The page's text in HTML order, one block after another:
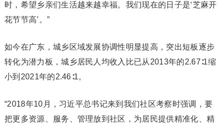
时，希望乡亲们生活越来越幸福。我们现在的日子是‘芝麻开
花节节高’。”
如今在广东，城乡区域发展协调性明显提高，突出短板逐步
转化为潜力板，城乡居民人均收入比已从2013年的2.67∶1缩
小到2021年的2.46∶1。
“2018年10月，习近平总书记来到我们社区考察时强调，要
把更多资源、服务、管理放到社区，为居民提供精准化、精